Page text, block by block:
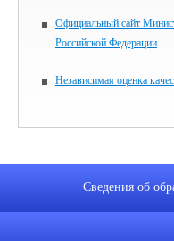
Официальный сайт
Российской Федерации
Независимая оценка
Сведения об